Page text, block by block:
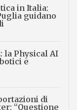
in Italia:
guidano
la Physical AI
e
di
“Questione